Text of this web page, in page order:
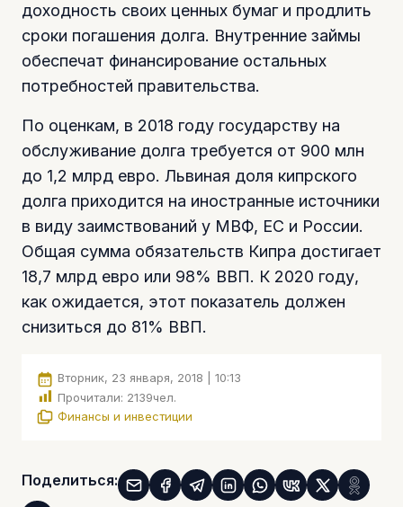
доходность своих ценных бумаг и продлить
сроки погашения долга. Внутренние займы
обеспечат финансирование остальных
потребностей правительства.
По оценкам, в 2018 году государству на
обслуживание долга требуется от 900 млн
до 1,2 млрд евро. Львиная доля кипрского
долга приходится на иностранные источники
в виду заимствований у МВФ, ЕС и России.
Общая сумма обязательств Кипра достигает
18,7 млрд евро или 98% ВВП. К 2020 году,
как ожидается, этот показатель должен
снизиться до 81% ВВП.
Вторник, 23 января, 2018 | 10:13
Прочитали: 2139чел.
Финансы и инвестиции
Поделиться: